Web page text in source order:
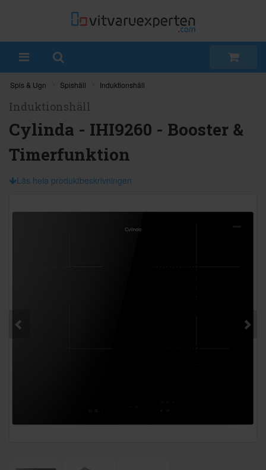
Spis & Ugn Spishäll Induktionshäll
Induktionshäll
Cylinda - IHI9260 - Booster &
Timerfunktion
Läs hela produktbeskrivningen